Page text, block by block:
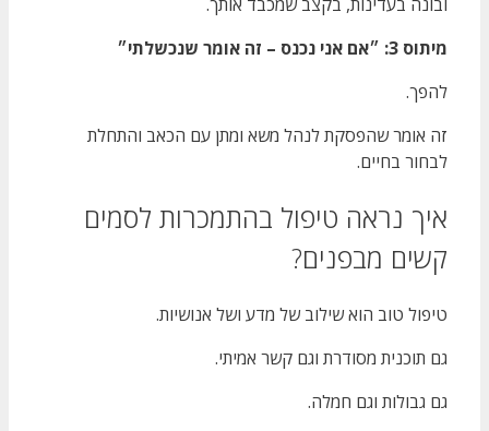
מיתוס 3: ״אם אני נכנס – זה אומר שנכשלתי״
להפך.
זה אומר שהפסקת לנהל משא ומתן עם הכאב והתחלת
לבחור בחיים.
איך נראה טיפול בהתמכרות לסמים
קשים מבפנים?
טיפול טוב הוא שילוב של מדע ושל אנושיות.
גם תוכנית מסודרת וגם קשר אמיתי.
גם גבולות וגם חמלה.